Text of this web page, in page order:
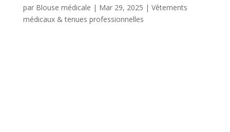
par Blouse médicale | Mar 29, 2025 | Vêtements
médicaux & tenues professionnelles